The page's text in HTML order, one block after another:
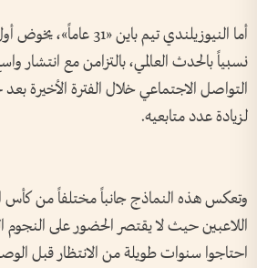
أما النيوزيلندي تيم
نسبياً بالحدث العالمي، بالتزامن مع انتشار
التواصل الاجتماعي خلال الفترة الأخيرة
لزيادة عدد متابعيه.
وتعكس هذه النماذج جانباً مختلفاً من كأس
اللاعبين حيث لا يقتصر الحضور على
احتاجوا سنوات طويلة من الانتظار قبل